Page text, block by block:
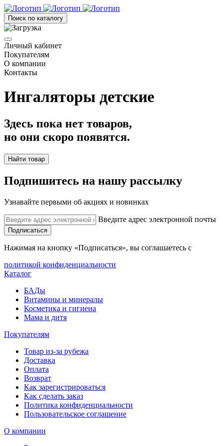
Поиск по каталогу
Личный кабинет
Покупателям
О компании
Контакты
Ингаляторы детские
Здесь пока нет товаров,
но они скоро появятся.
Найти товар
Подпишитесь на нашу рассылку
Узнавайте первыми об акциях и новинках
Введите адрес электронной почты
Подписаться
Нажимая на кнопку «Подписаться», вы соглашаетесь с
политикой конфиденциальности
Каталог
БАДы
Витамины и минералы
Косметика и гигиена
Мама и дитя
Покупателям
Товар из-за рубежа
Доставка
Оплата
Возврат
Как зарегистрироваться
Как сделать заказ
Политика конфиденциальности
Пользовательское соглашение
О компании